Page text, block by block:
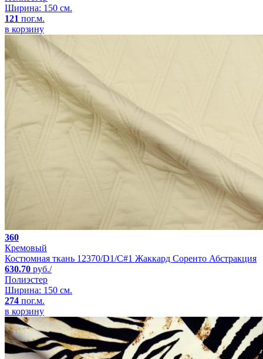
Ширина: 150 см.
121 пог.м.
в корзину
360
Кремовый
Костюмная ткань 12370/D1/C#1 Жаккард Соренто Абстракция
630.70 руб./
Полиэстер
Ширина: 150 см.
274 пог.м.
в корзину